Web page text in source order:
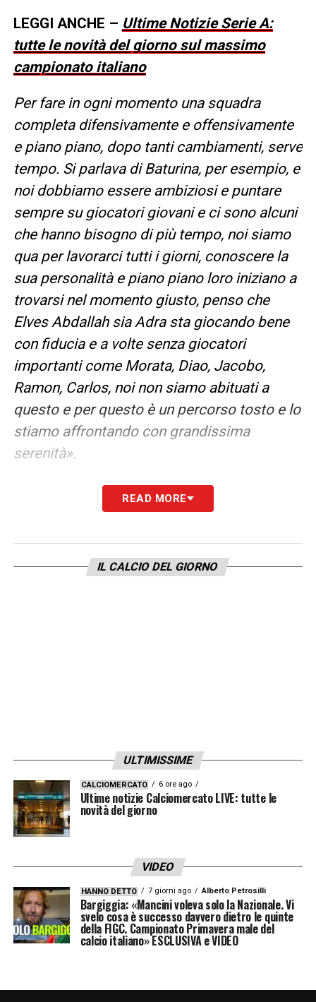
LEGGI ANCHE – Ultime Notizie Serie A:
tutte le novità del giorno sul massimo
campionato italiano
Per fare in ogni momento una squadra
completa difensivamente e offensivamente
e piano piano, dopo tanti cambiamenti, serve
tempo. Si parlava di Baturina, per esempio, e
noi dobbiamo essere ambiziosi e puntare
sempre su giocatori giovani e ci sono alcuni
che hanno bisogno di più tempo, noi siamo
qua per lavorarci tutti i giorni, conoscere la
sua personalità e piano piano loro iniziano a
trovarsi nel momento giusto, penso che
Elves Abdallah sia Adra sta giocando bene
con fiducia e a volte senza giocatori
importanti come Morata, Diao, Jacobo,
Ramon, Carlos, noi non siamo abituati a
questo e per questo è un percorso tosto e lo
stiamo affrontando con grandissima
serenità».
«Il futuro del club? Macchina
perfetta? Wow, non lo direi io, se li vedessi
presidente con fiducia, si lavora con
pressione, ho sempre giocato a livelli
adeguato ad un altro tipo di gioco. Io devo
fare coaching per fare crescere i ragazzi e
portare avanti questa mentalità».
LEGGI LE PAROLE INTEGRALI DI FABREGAS
LA PLAYLIST DELLE NOSTRE TOP NEWS
READ MORE
IL CALCIO DEL GIORNO
ULTIMISSIME
CALCIOMERCATO 6 ore ago
Ultime notizie Calciomercato LIVE: tutte le
novità del giorno
VIDEO
HANNO DETTO 7 giorni ago Alberto Petrosilli
Bargiggia: «Mancini voleva solo la Nazionale. Vi
svelo cosa è successo davvero dietro le quinte
della FIGC. Campionato Primavera male del
calcio italiano» ESCLUSIVA e VIDEO